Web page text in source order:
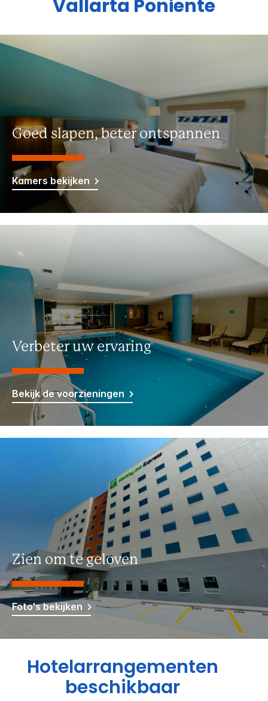
Vallarta Poniente
Goed slapen, beter ontspannen
Kamers bekijken
Verbeter uw ervaring
Bekijk de voorzieningen
Zien om te geloven
Foto's bekijken
Hotelarrangementen
beschikbaar